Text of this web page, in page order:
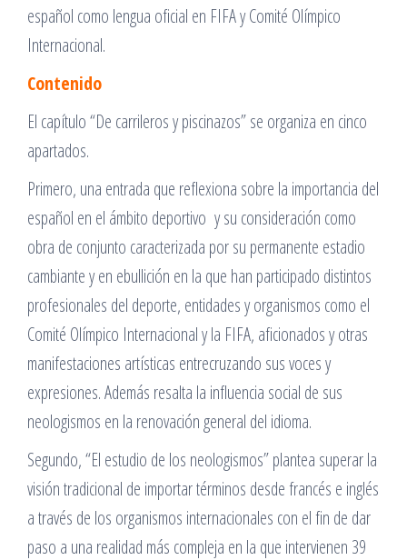
español como lengua oficial en FIFA y Comité Olímpico
Internacional.
Contenido
El capítulo “De carrileros y piscinazos” se organiza en cinco
apartados.
Primero, una entrada que reflexiona sobre la importancia del
español en el ámbito deportivo y su consideración como
obra de conjunto caracterizada por su permanente estadio
cambiante y en ebullición en la que han participado distintos
profesionales del deporte, entidades y organismos como el
Comité Olímpico Internacional y la FIFA, aficionados y otras
manifestaciones artísticas entrecruzando sus voces y
expresiones. Además resalta la influencia social de sus
neologismos en la renovación general del idioma.
Segundo, “El estudio de los neologismos” plantea superar la
visión tradicional de importar términos desde francés e inglés
a través de los organismos internacionales con el fin de dar
paso a una realidad más compleja en la que intervienen 39